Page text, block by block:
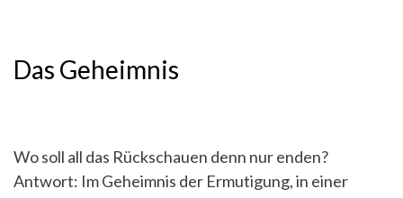
Das Geheimnis
Wo soll all das Rückschauen denn nur enden?
Antwort: Im Geheimnis der Ermutigung, in einer